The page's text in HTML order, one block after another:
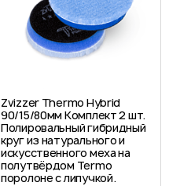
Zvizzer Thermo Hybrid
90/15/80мм Комплект 2 шт.
Полировальный гибридный
круг из натурального и
искусственного меха на
полутвёрдом Termo
поролоне с липучкой.